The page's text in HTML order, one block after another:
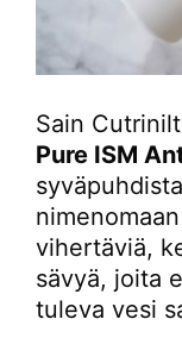
Sain
Pure ISM
vihertäviä,
sävyä, joita
tuleva vesi